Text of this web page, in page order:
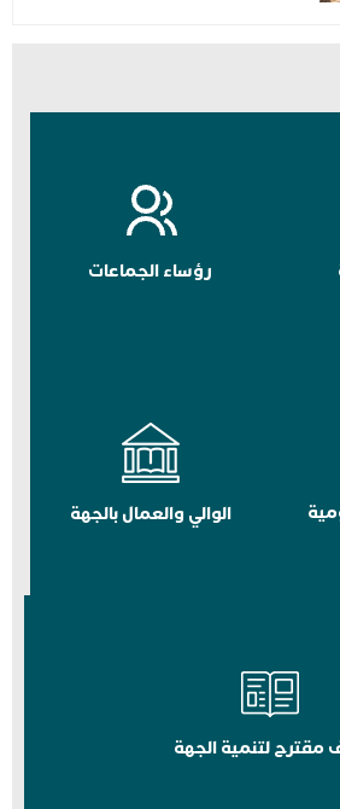
رؤساء الجماعات
الوالي والعمال بالجهة
مقترح لتنمية الجهة